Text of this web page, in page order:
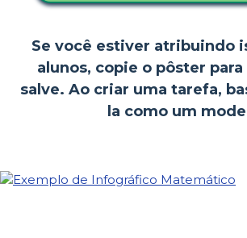
Se você estiver atribuindo
alunos, copie o pôster
salve. Ao criar uma tarefa,
la como um